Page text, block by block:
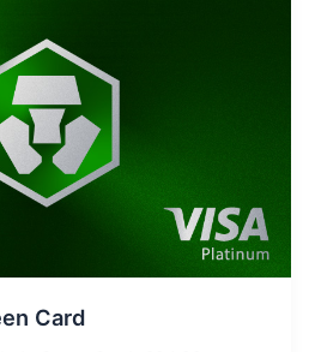
Card